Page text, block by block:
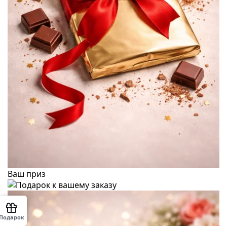
Ваш приз